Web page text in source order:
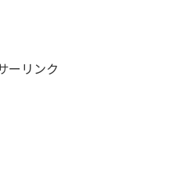
ーリンク